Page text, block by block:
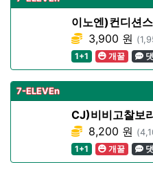
이노엔)컨디션
3,900 원
1+1
개꿀
7-ELEVEn
CJ)비비고찰보
8,200 원
1+1
개꿀